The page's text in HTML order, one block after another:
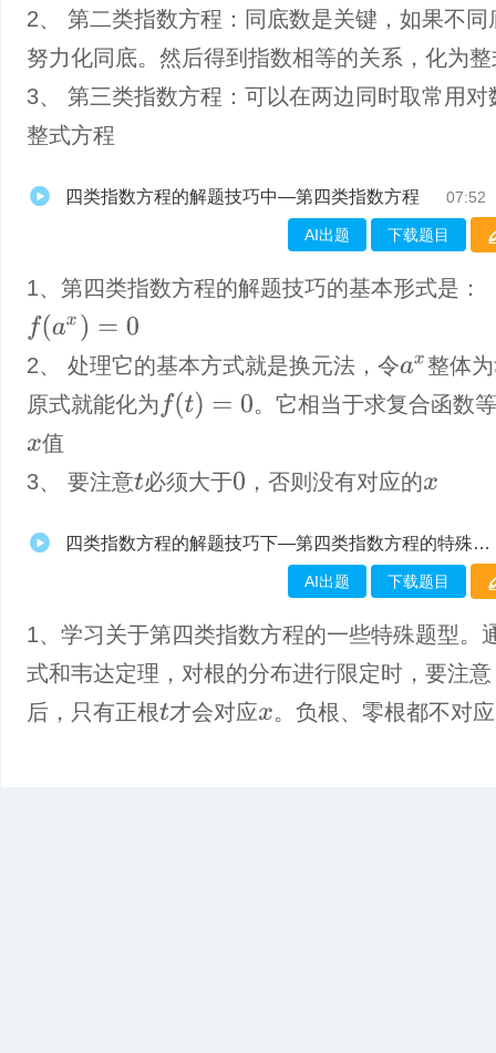
2、 第二类指数方程：同底数是关键，如果不同
努力化同底。然后得到指数相等的关系，化为
3、 第三类指数方程：可以在两边同时取常用对
整式方程
四类指数方程的解题技巧中—第四类指数方程 07:52
AI出题 下载题目
1、第四类指数方程的解题技巧的基本形式是：
(ax )=0
2、 处理它的基本方式就是换元法，令ax 整体为
原式就能化为 (t)=0 。它相当于求复合函数
x 值
3、 要注意t 必须大于0 ，否则没有对应的x
四类指数方程的解题技巧下—第四类指数方程的特殊题型
AI出题 下载题目
1、学习关于第四类指数方程的一些特殊题型。
式和韦达定理，对根的分布进行限定时，要注
后，只有正根t 才会对应x 。负根、零根都不对应